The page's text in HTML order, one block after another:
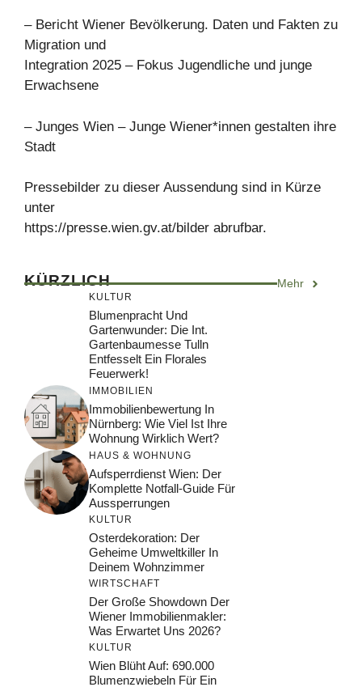
– Bericht Wiener Bevölkerung. Daten und Fakten zu
Migration und
Integration 2025 – Fokus Jugendliche und junge
Erwachsene
– Junges Wien – Junge Wiener*innen gestalten ihre
Stadt
Pressebilder zu dieser Aussendung sind in Kürze
unter
https://presse.wien.gv.at/bilder abrufbar.
KÜRZLICH Mehr
KULTUR
Blumenpracht Und
Gartenwunder: Die Int.
Gartenbaumesse Tulln
Entfesselt Ein Florales
Feuerwerk!
IMMOBILIEN
Immobilienbewertung In
Nürnberg: Wie Viel Ist Ihre
Wohnung Wirklich Wert?
HAUS & WOHNUNG
Aufsperrdienst Wien: Der
Komplette Notfall-Guide Für
Aussperrungen
KULTUR
Osterdekoration: Der
Geheime Umweltkiller In
Deinem Wohnzimmer
WIRTSCHAFT
Der Große Showdown Der
Wiener Immobilienmakler:
Was Erwartet Uns 2026?
KULTUR
Wien Blüht Auf: 690.000
Blumenzwiebeln Für Ein